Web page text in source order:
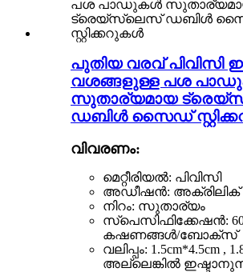
പുതിയ വരവ് പിവിസി
വശങ്ങളുള്ള പശ
സുതാര്യമായ
ഡബിൾ സൈഡ്
വിവരണം:
മെറ്റീരിയൽ: പിവിസി
അഡീഷൻ: അക്രിലിക്
നിറം: സുതാര്യം
സ്പെസിഫിക്കേഷൻ:
കഷണങ്ങൾ/ബോക്സ്
വലിപ്പം: 1.5cm*4.5cm ,
അല്ലെങ്കിൽ